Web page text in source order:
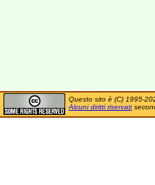
Questo sito è (C) 1995-
Alcuni diritti riservati